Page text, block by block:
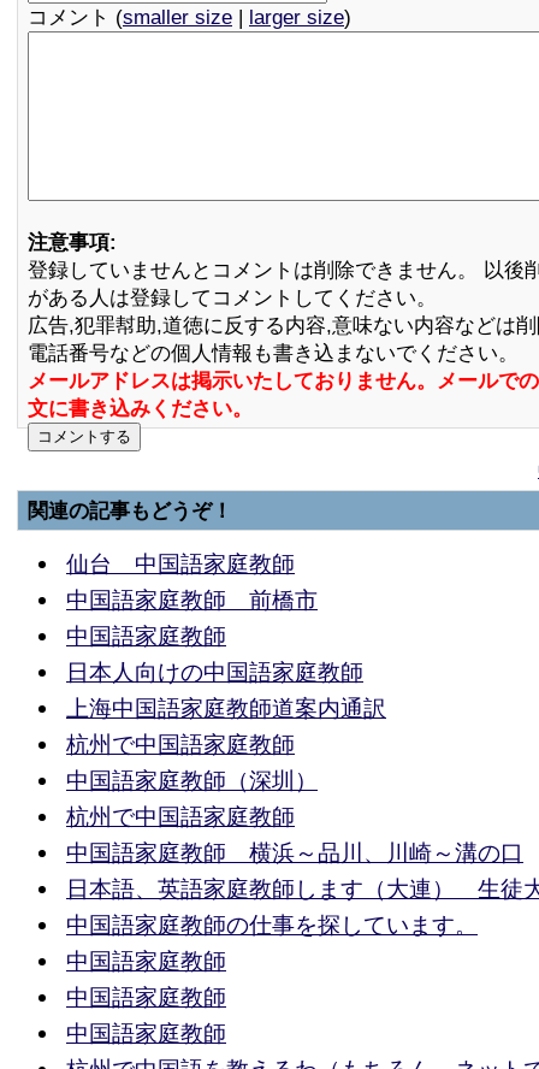
コメント (smaller size | larger size)
注意事項:
登録していませんとコメントは削除できません。 以後
がある人は登録してコメントしてください。
広告,犯罪幇助,道徳に反する内容,意味ない内容などは
電話番号などの個人情報も書き込まないでください。
メールアドレスは掲示いたしておりません。メールで
文に書き込みください。
関連の記事もどうぞ！
仙台 中国語家庭教師
中国語家庭教師 前橋市
中国語家庭教師
日本人向けの中国語家庭教師
上海中国語家庭教師道案内通訳
杭州で中国語家庭教師
中国語家庭教師（深圳）
杭州で中国語家庭教師
中国語家庭教師 横浜～品川、川崎～溝の口
日本語、英語家庭教師します（大連） 生徒
中国語家庭教師の仕事を探しています。
中国語家庭教師
中国語家庭教師
中国語家庭教師